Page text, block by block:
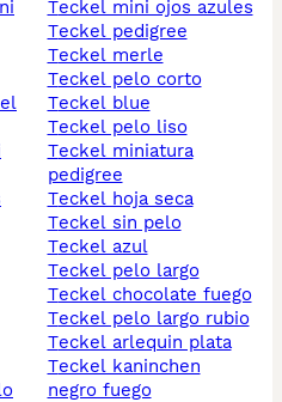
teckel mini ojos azules
teckel pedigree
teckel merle
teckel pelo corto
teckel blue
teckel pelo liso
teckel miniatura
pedigree
teckel hoja seca
teckel sin pelo
teckel azul
teckel pelo largo
teckel chocolate fuego
teckel pelo largo rubio
teckel arlequin plata
teckel kaninchen
negro fuego